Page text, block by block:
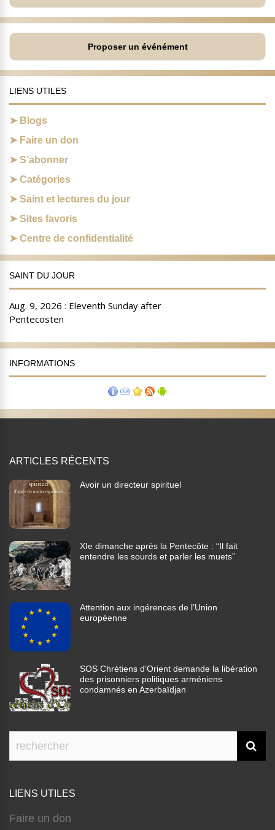
Proposer un événément
LIENS UTILES
Blogs
Faire un don
S’abonner
Catégories
Saint et lectures du jour
Sites favoris
Centre de confidentialité
SAINT DU JOUR
INFORMATIONS
ARTICLES RÉCENTS
Avoir un directeur spirituel
XIe dimanche après la Pentecôte : “Il fait
entendre les sourds et parler les muets”
Attention aux ingérences de l’Union
européenne
SOS Chrétiens d’Orient demande la libération
des prisonniers politiques arméniens
condamnés en Azerbaïdjan
LIENS UTILES
Faire un don